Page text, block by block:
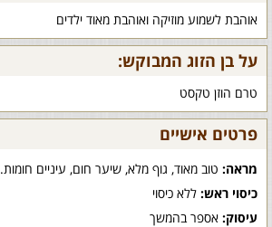
אוהבת לשמוע מוזיקה ואוהבת מאוד ילדים
על בן הזוג המבוקש:
טרם הוזן טקסט
פרטים אישיים
מראה: טוב מאוד, גוף מלא, שיער חום, עיניים חומות.
כיסוי ראש: ללא כיסוי
עיסוק: אספר בהמשך